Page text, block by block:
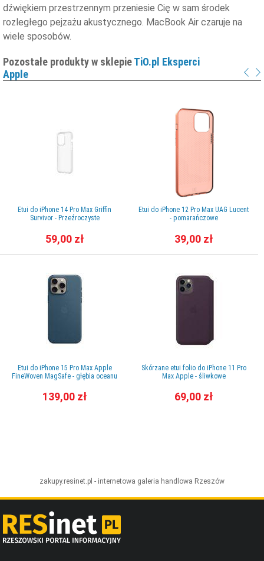
dźwiękiem przestrzennym przeniesie Cię w sam środek
rozległego pejzażu akustycznego. MacBook Air czaruje na
wiele sposobów.
Pozostałe produkty w sklepieTiO.pl Eksperci
Apple
Etui do iPhone 14 Pro Max Griffin
Survivor - Przeźroczyste
59,00 zł
Etui do iPhone 15 Pro Max Apple
FineWoven MagSafe - głębia oceanu
139,00 zł
Etui do iPhone 12 Pro Max UAG Lucent
- pomarańczowe
39,00 zł
Skórzane etui folio do iPhone 11 Pro
Max Apple - śliwkowe
69,00 zł
zakupy.resinet.pl - internetowa galeria handlowa Rzeszów